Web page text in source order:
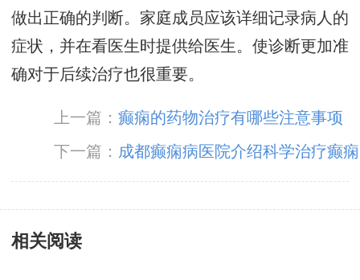
做出正确的判断。家庭成员应该详细记录病人的
症状，并在看医生时提供给医生。使诊断更加准
确对于后续治疗也很重要。
上一篇：癫痫的药物治疗有哪些注意事项
下一篇： 成都癫痫病医院介绍科学治疗癫痫
的方法
相关阅读